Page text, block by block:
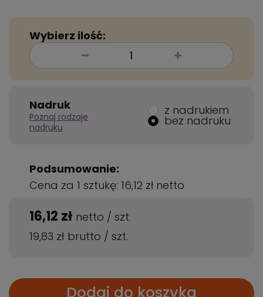
Wybierz ilość:
Nadruk
Poznaj rodzaje
nadruku
z nadrukiem
bez nadruku
Podsumowanie:
Cena za 1 sztukę: 16,12 zł netto
16,12 zł netto / szt.
19,83 zł brutto / szt.
Dodaj do koszyka